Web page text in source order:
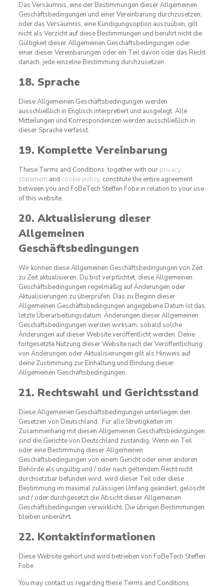
Das Versäumnis, eine der Bestimmungen dieser Allgemeinen
Geschäftsbedingungen und einer Vereinbarung durchzusetzen,
oder das Versäumnis, eine Kündigungsoption auszuüben, gilt
nicht als Verzicht auf diese Bestimmungen und berührt nicht die
Gültigkeit dieser Allgemeinen Geschäftsbedingungen oder
einer dieser Vereinbarungen oder ein Teil davon oder das Recht
danach, jede einzelne Bestimmung durchzusetzen.
18. Sprache
Diese Allgemeinen Geschäftsbedingungen werden
ausschließlich in Englisch interpretiert und ausgelegt. Alle
Mitteilungen und Korrespondenzen werden ausschließlich in
dieser Sprache verfasst.
19. Komplette Vereinbarung
These Terms and Conditions, together with our privacy
statementand cookie policy, constitute the entire agreement
between you and FoBeTech Steffen Fobe in relation to your use
of this website.
20. Aktualisierung dieser
Allgemeinen
Geschäftsbedingungen
Wir können diese Allgemeinen Geschäftsbedingungen von Zeit
zu Zeit aktualisieren. Du bist verpflichtet, diese Allgemeinen
Geschäftsbedingungen regelmäßig auf Änderungen oder
Aktualisierungen zu überprüfen. Das zu Beginn dieser
Allgemeinen Geschäftsbedingungen angegebene Datum ist das
letzte Überarbeitungsdatum. Änderungen dieser Allgemeinen
Geschäftsbedingungen werden wirksam, sobald solche
Änderungen auf dieser Website veröffentlicht werden. Deine
fortgesetzte Nutzung dieser Website nach der Veröffentlichung
von Änderungen oder Aktualisierungen gilt als Hinweis auf
deine Zustimmung zur Einhaltung und Bindung dieser
Allgemeinen Geschäftsbedingungen.
21. Rechtswahl und Gerichtsstand
Diese Allgemeinen Geschäftsbedingungen unterliegen den
Gesetzen von Deutschland. Für alle Streitigkeiten im
Zusammenhang mit diesen Allgemeinen Geschäftsbedingungen
sind die Gerichte von Deutschland zuständig. Wenn ein Teil
oder eine Bestimmung dieser Allgemeinen
Geschäftsbedingungen von einem Gericht oder einer anderen
Behörde als ungültig und / oder nach geltendem Recht nicht
durchsetzbar befunden wird, wird dieser Teil oder diese
Bestimmung im maximal zulässigen Umfang geändert, gelöscht
und / oder durchgesetzt die Absicht dieser Allgemeinen
Geschäftsbedingungen verwirklicht. Die übrigen Bestimmungen
bleiben unberührt.
22. Kontaktinformationen
Diese Website gehört und wird betrieben von FoBeTech Steffen
Fobe .
You may contact us regarding these Terms and Conditions